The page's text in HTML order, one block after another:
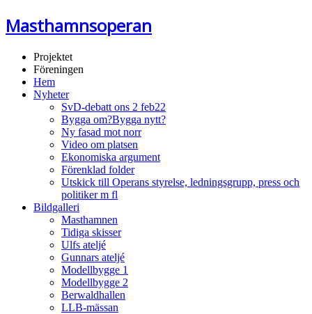
Masthamnsoperan
Projektet
Föreningen
Hem
Nyheter
SvD-debatt ons 2 feb22
Bygga om?Bygga nytt?
Ny fasad mot norr
Video om platsen
Ekonomiska argument
Förenklad folder
Utskick till Operans styrelse, ledningsgrupp, press och
politiker m fl
Bildgalleri
Masthamnen
Tidiga skisser
Ulfs ateljé
Gunnars ateljé
Modellbygge 1
Modellbygge 2
Berwaldhallen
LLB-mässan